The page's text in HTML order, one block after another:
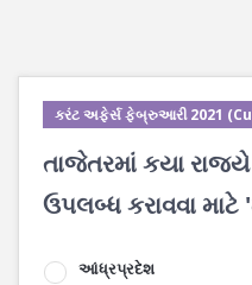
કરંટ અફેર્સ ફેબ્રુઆરી 2021
તાજેતરમાં કયા
ઉપલબ્ધ કરાવવા
આંધ્રપ્રદેશ